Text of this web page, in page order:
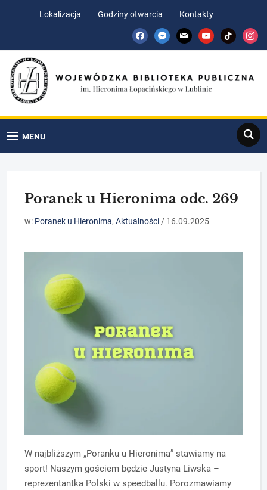
Lokalizacja Godziny otwarcia
Kontakty
facebookmessenger
mail youtubetiktok
MENU
Search
Poranek u Hieronima odc. 269
w: Poranek u Hieronima,Aktualności / 16.09.2025
W najbliższym „Poranku u Hieronima” stawiamy na
sport! Naszym gościem będzie Justyna Liwska –
reprezentantka Polski w speedballu. Porozmawiamy